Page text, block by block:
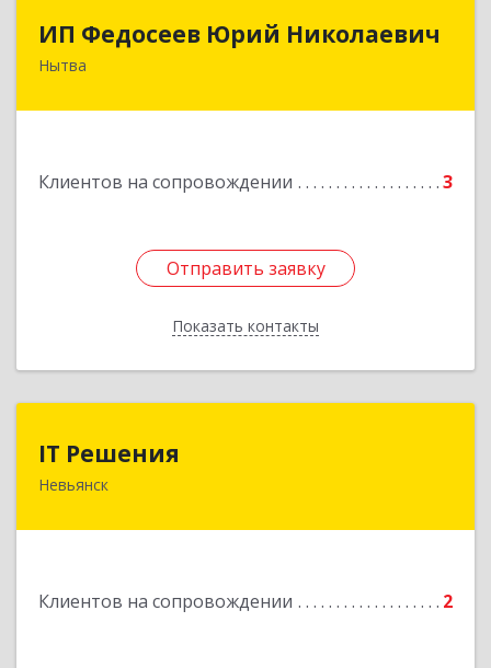
ИП Федосеев Юрий Николаевич
Нытва
Клиентов на сопровождении 3
Отправить заявку
Показать контакты
ИП Федосеев Юрий Николаевич
Отправить заявку
Назад
IT Решения
Невьянск
Клиентов на сопровождении 2